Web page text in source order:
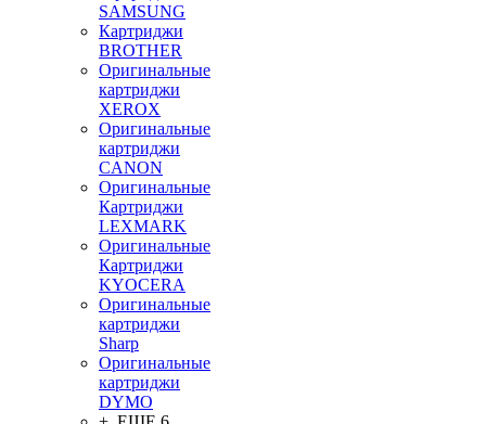
SAMSUNG
Картриджи
BROTHER
Оригинальные
картриджи
XEROX
Оригинальные
картриджи
CANON
Оригинальные
Картриджи
LEXMARK
Оригинальные
Картриджи
KYOCERA
Оригинальные
картриджи
Sharp
Оригинальные
картриджи
DYMO